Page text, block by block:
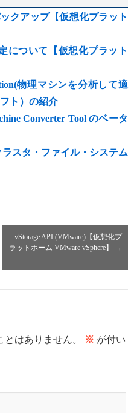
クアップ【仮想化プラット
について【仮想化プラット
物理マシンを分析して適
ト）の紹介
Converter Tool のベータ
スタ・ファイル・システム
vStorage API (VMware)【仮想化プ
ラットホーム VMware vSphere】
→
はありません。 ※ が付い